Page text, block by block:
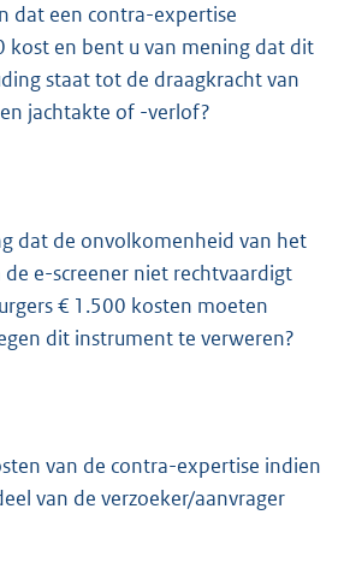
dat een contra-expertise
kost en bent u van mening dat dit
staat tot de draagkracht van
jachtakte of -verlof?
dat de onvolkomenheid van het
e-screener niet rechtvaardigt
€ 1.500 kosten moeten
dit instrument te verweren?
van de contra-expertise indien
van de verzoeker/aanvrager